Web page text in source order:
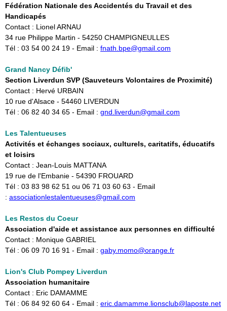
Fédération Nationale des Accidentés du Travail et des
Handicapés
Contact : Lionel ARNAU
34 rue Philippe Martin - 54250 CHAMPIGNEULLES
Tél : 03 54 00 24 19 - Email : ​ fnath.bpe@gmail.com
Grand Nancy Défib'
Section Liverdun SVP (Sauveteurs Volontaires de Proximité)
Contact : Hervé URBAIN
10 rue d'Alsace - 54460 LIVERDUN
Tél : 06 82 40 34 65 - Email : gnd.liverdun@gmail.com
Les Talentueuses
Activités et échanges sociaux, culturels, caritatifs, éducatifs
et loisirs
Contact : Jean-Louis MATTANA
19 rue de l'Embanie - 54390 FROUARD
Tél : 03 83 98 62 51 ou 06 71 03 60 63 - Email
: associationlestalentueuses@gmail.com
Les Restos du Coeur
Association d'aide et assistance aux personnes en difficulté
Contact : Monique GABRIEL
Tél : 06 09 70 16 91 - Email : gaby.momo@orange.fr
Lion's Club Pompey Liverdun
Association humanitaire
Contact : Eric DAMAMME
Tél : 06 84 92 60 64 - Email : eric.damamme.lionsclub@laposte.net